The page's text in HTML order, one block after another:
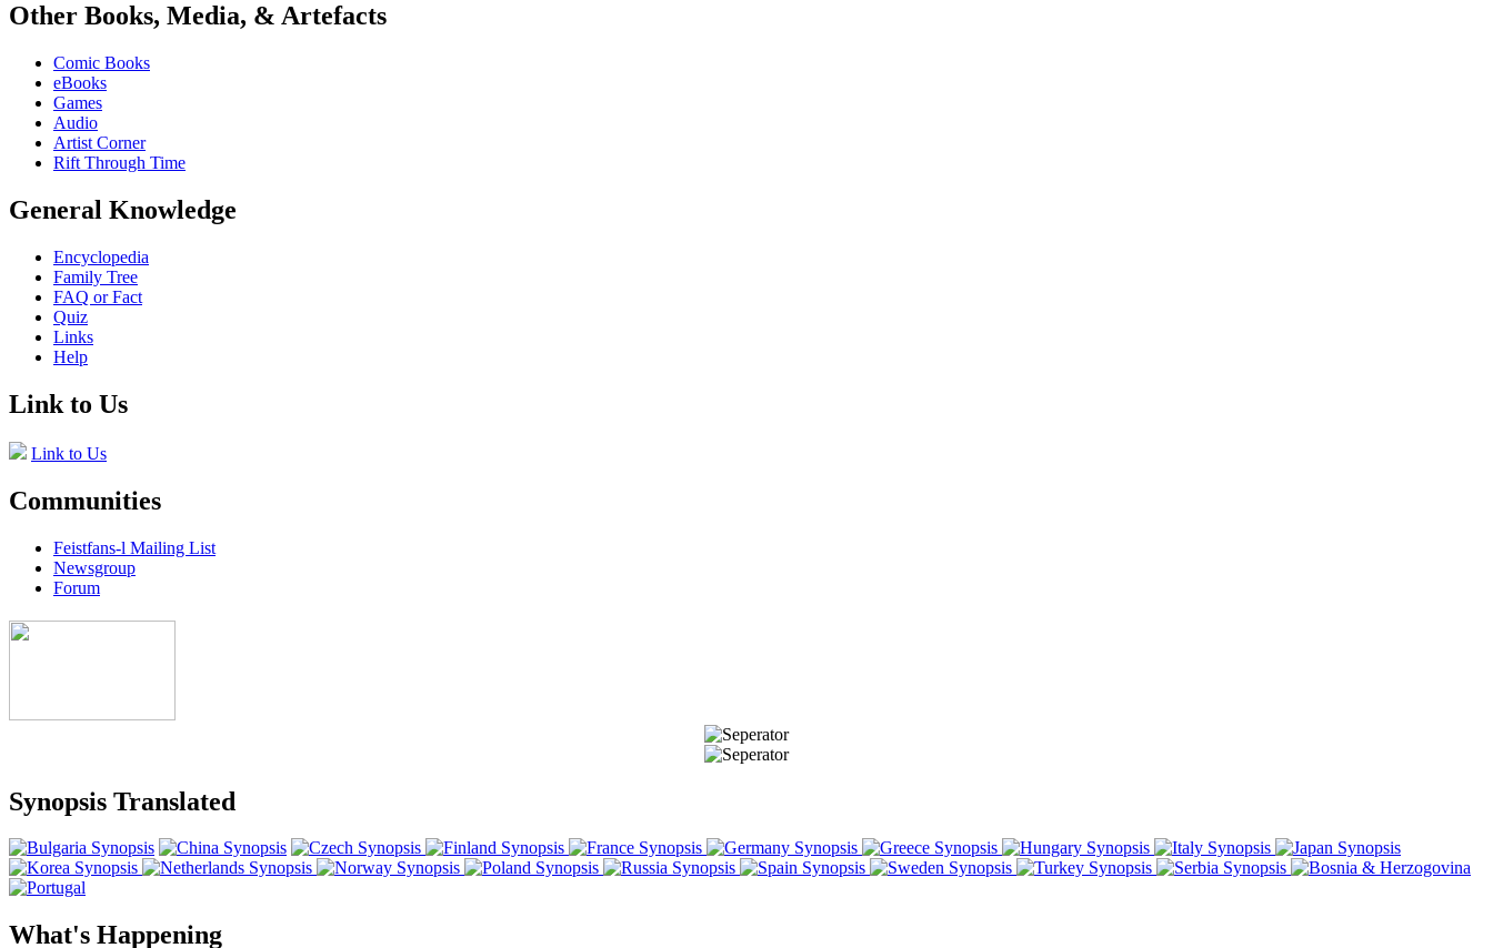
Other Books, Media, & Artefacts
Comic Books
eBooks
Games
Audio
Artist Corner
Rift Through Time
General Knowledge
Encyclopedia
Family Tree
FAQ or Fact
Quiz
Links
Help
Link to Us
Link to Us
Communities
Feistfans-l Mailing List
Newsgroup
Forum
Synopsis Translated
What's Happening